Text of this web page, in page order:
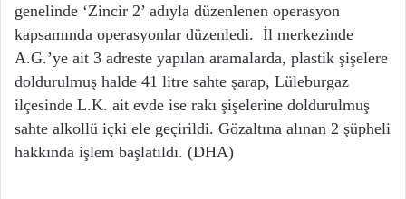
genelinde ‘Zincir 2’ adıyla düzenlenen operasyon
kapsamında operasyonlar düzenledi. İl merkezinde
A.G.’ye ait 3 adreste yapılan aramalarda, plastik şişelere
doldurulmuş halde 41 litre sahte şarap, Lüleburgaz
ilçesinde L.K. ait evde ise rakı şişelerine doldurulmuş
sahte alkollü içki ele geçirildi. Gözaltına alınan 2 şüpheli
hakkında işlem başlatıldı. (DHA)